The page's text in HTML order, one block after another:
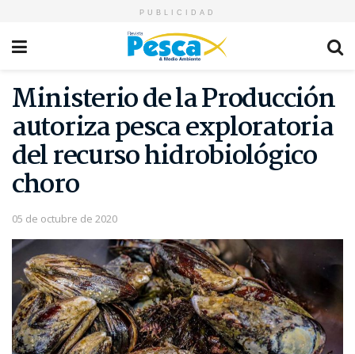
PUBLICIDAD
Ministerio de la Producción
autoriza pesca exploratoria
del recurso hidrobiológico
choro
05 de octubre de 2020